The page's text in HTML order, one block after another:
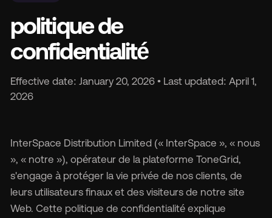
politique de
confidentialité
Effective date: January 20, 2026 • Last updated: April 1,
2026
InterSpace Distribution Limited (« InterSpace », « nous
», « notre »), opérateur de la plateforme ToneGrid,
s'engage à protéger la vie privée de nos clients, de
leurs utilisateurs finaux et des visiteurs de notre site
Web. Cette politique de confidentialité explique